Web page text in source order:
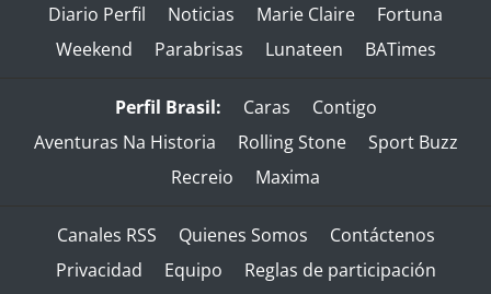
Diario Perfil Noticias Marie Claire
Fortuna
Weekend
Parabrisas Lunateen BATimes
Perfil Brasil: Caras
Contigo
Aventuras Na Historia
Rolling Stone
Sport Buzz
Recreio
Maxima
Canales RSS Quienes Somos
Contáctenos
Privacidad
Equipo
Reglas de participación